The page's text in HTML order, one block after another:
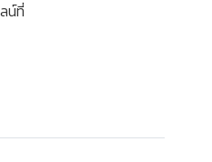
น์ที่